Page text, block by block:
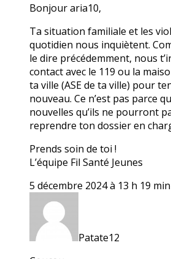
Bonjour aria10,
Ta situation familiale et les
quotidien nous inquiètent.
le dire précédemment, nous
contact avec le 119 ou la
ta ville (ASE de ta ville) pour
nouveau. Ce n’est pas parce
nouvelles qu’ils ne pourront
reprendre ton dossier en
Prends soin de toi !
L’équipe Fil Santé Jeunes
5 décembre 2024 à 13 h 19 min
Patate12